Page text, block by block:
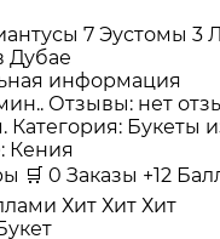
7 Эустомы 3
Дубае
информация
Отзывы: нет
Категория: Букеты
Кения
🛒 0 Заказы +12
Хит Хит Хит